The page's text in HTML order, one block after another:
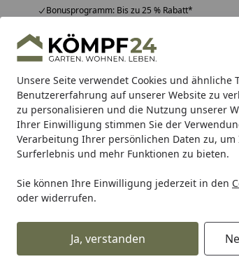
Unsere Seite verwendet Cookies und ähnliche
Benutzererfahrung auf unserer Website zu
zu personalisieren und die Nutzung unserer
Ihrer Einwilligung stimmen Sie der
Verarbeitung Ihrer persönlichen Daten zu,
Surferlebnis und mehr Funktionen zu bieten.
Sie können Ihre Einwilligung jederzeit in den
oder widerrufen.
Ja, verstanden
Bonusprogramm: Bis zu 25 % Rabatt*
Hotline07051 / 9 22 22
Mo-Fr. 8-16 Uhr 25.957 Bewertungen
Alle Produkte
Alle ProdukteHighlights Tipps &
RK Motorradkette Kettenschlösser
Karibu
Dein Traumpool
Rk Motorradkette RK Kette 520XRE